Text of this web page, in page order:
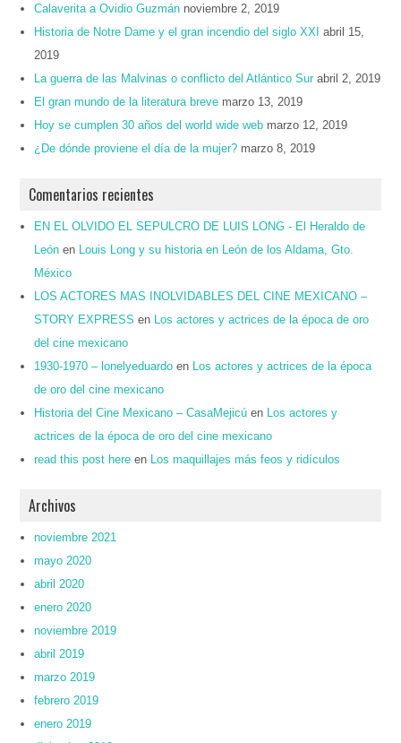
Calaverita a Ovidio Guzmán noviembre 2, 2019
Historia de Notre Dame y el gran incendio del siglo XXI
abril 15,
2019
La guerra de las Malvinas o conflicto del Atlántico Sur abril 2, 2019
El gran mundo de la literatura breve marzo 13, 2019
Hoy se cumplen 30 años del world wide web marzo 12, 2019
¿De dónde proviene el día de la mujer? marzo 8, 2019
Comentarios recientes
EN EL OLVIDO EL SEPULCRO DE LUIS LONG - El Heraldo de
León en
Louis Long y su historia en León de los Aldama, Gto.
México
LOS ACTORES MAS INOLVIDABLES DEL CINE MEXICANO –
STORY EXPRESS en
Los actores y actrices de la época de oro
del cine mexicano
1930-1970 – lonelyeduardo en
Los actores y actrices de la época
de oro del cine mexicano
Historia del Cine Mexicano – CasaMejicú en
Los actores y
actrices de la época de oro del cine mexicano
read this post here en Los maquillajes más feos y ridículos
Archivos
noviembre 2021
mayo 2020
abril 2020
enero 2020
noviembre 2019
abril 2019
marzo 2019
febrero 2019
enero 2019